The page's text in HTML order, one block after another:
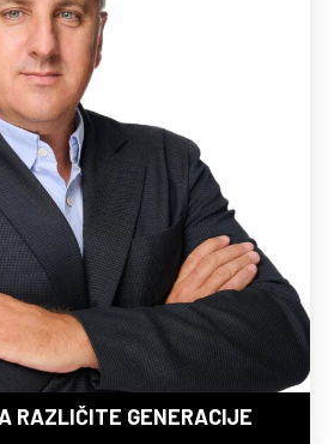
RAZLIČITE GENERACIJE